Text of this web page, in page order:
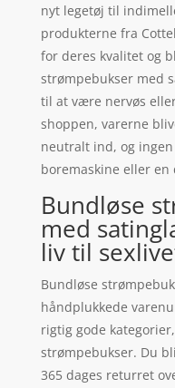
nyt legetøj til
produkterne fra
for deres kvalitet og
strømpebukser med
til at være nervøs
shoppen, varerne
neutralt ind, og
boremaskine eller
Bundløse
med
liv til
Bundløse
håndplukkede
rigtig gode
strømpebukser. Du
365 dages returret